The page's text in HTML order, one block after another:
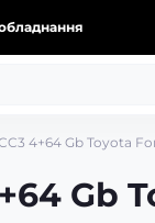
4+64 Gb Toyota
Gb